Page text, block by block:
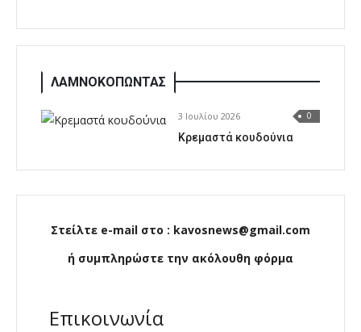
ΛΑΜΝΟΚΟΠΩΝΤΑΣ
3 Ιουλίου 2026 0
Κρεμαστά κουδούνια
Στείλτε e-mail στο : kavosnews@gmail.com
ή συμπληρώστε την ακόλουθη φόρμα
Επικοινωνία